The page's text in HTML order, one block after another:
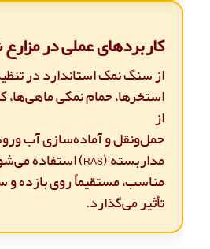
کاربردهای عملی در
از سنگ نمک استاندارد در
استخرها، حمام نمکی
از
حمل‌ونقل و آماده‌سازی آب
مداربسته (RAS) استفاده می‌شود. انتخاب نمک
مناسب، مستقیماً روی بازده و
تأثیر می‌گذارد.